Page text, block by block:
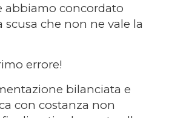
abbiamo concordato
scusa che non ne vale la
errore!
bilanciata e
con costanza non